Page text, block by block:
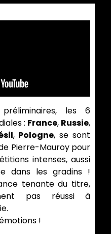
les 6
: France, Russie,
, Pologne, se sont
Pierre-Mauroy pour
intenses, aussi
dans les gradins !
tenante du titre,
pas réussi à
!